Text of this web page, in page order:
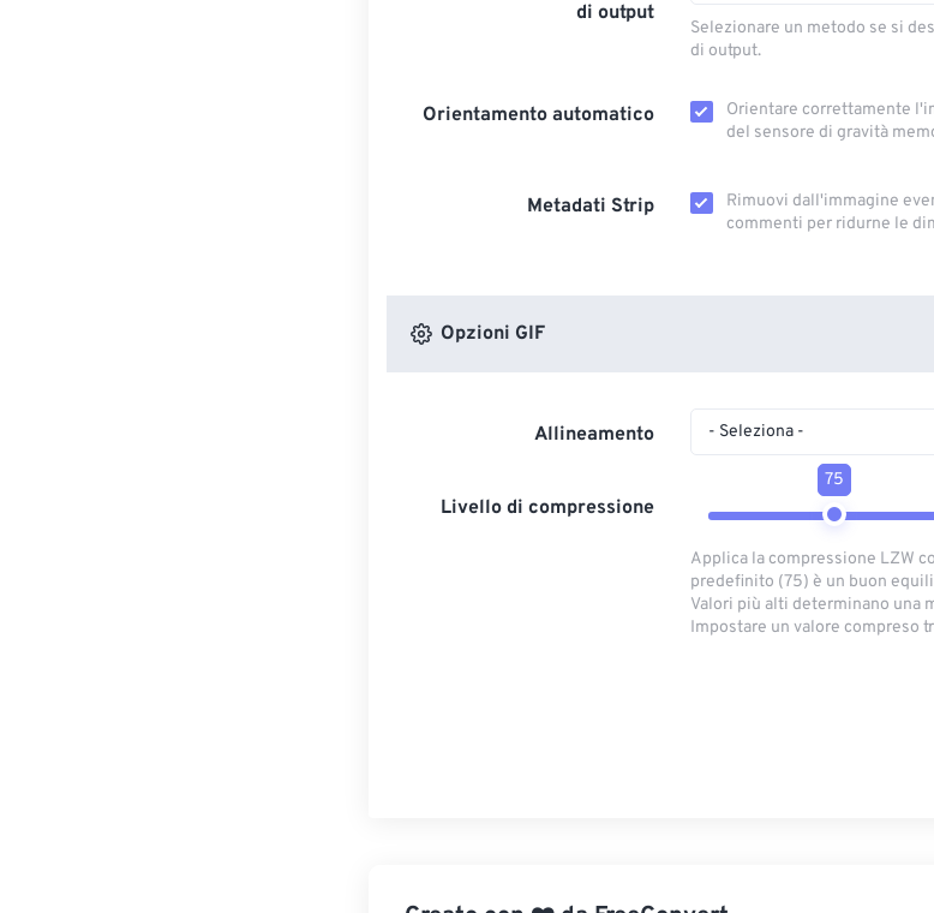
di output
Selezionare un metodo se si
di output.
Orientamento automatico
Orientare correttamente
del sensore di gravità
Metadati Strip
Rimuovi dall'immagine
commenti per ridurne le
Opzioni GIF
Allineamento - Seleziona -
Livello di compressione
75
Applica la compressione LZW
predefinito (75) è un buon
Valori più alti determinano una
Impostare un valore compreso